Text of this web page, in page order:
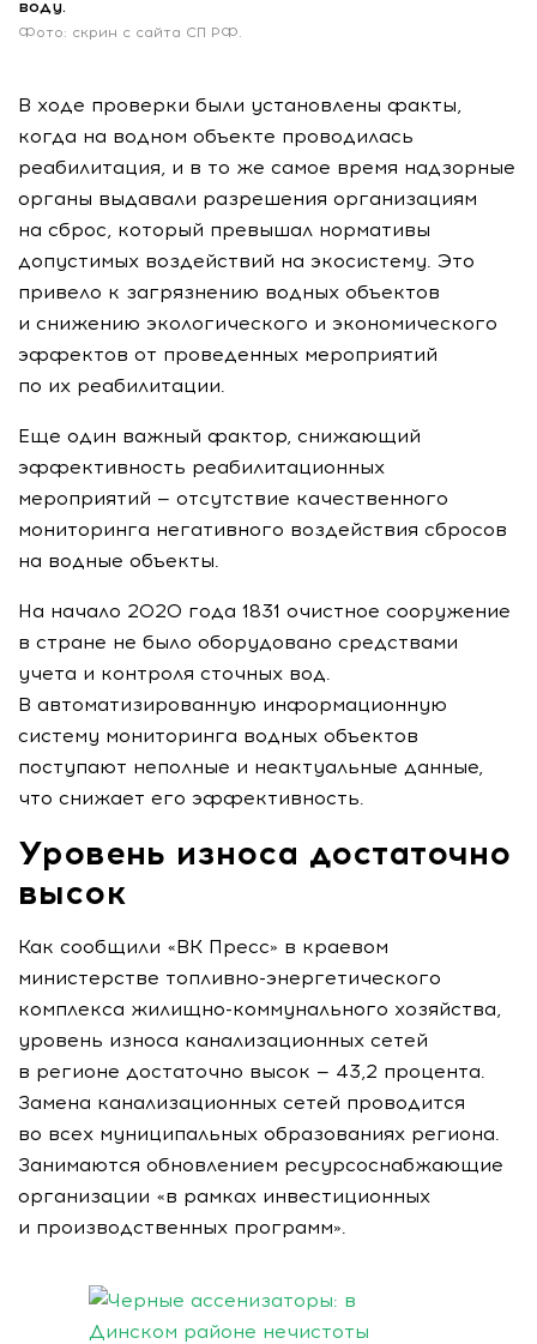
воду.
Фото: скрин с сайта СП РФ.
В ходе проверки были установлены факты,
когда на водном объекте проводилась
реабилитация, и в то же самое время надзорные
органы выдавали разрешения организациям
на сброс, который превышал нормативы
допустимых воздействий на экосистему. Это
привело к загрязнению водных объектов
и снижению экологического и экономического
эффектов от проведенных мероприятий
по их реабилитации.
Еще один важный фактор, снижающий
эффективность реабилитационных
мероприятий — отсутствие качественного
мониторинга негативного воздействия сбросов
на водные объекты.
На начало 2020 года 1831 очистное сооружение
в стране не было оборудовано средствами
учета и контроля сточных вод.
В автоматизированную информационную
систему мониторинга водных объектов
поступают неполные и неактуальные данные,
что снижает его эффективность.
Уровень износа достаточно
высок
Как сообщили «ВК Пресс» в краевом
министерстве топливно-энергетического
комплекса жилищно-коммунального хозяйства,
уровень износа канализационных сетей
в регионе достаточно высок — 43,2 процента.
Замена канализационных сетей проводится
во всех муниципальных образованиях региона.
Занимаются обновлением ресурсоснабжающие
организации «в рамках инвестиционных
и производственных программ».
04 февраля 2021